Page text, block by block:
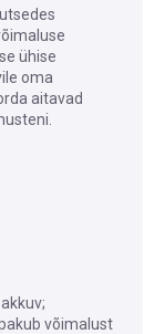
ühise
oma
aitavad
võimalust